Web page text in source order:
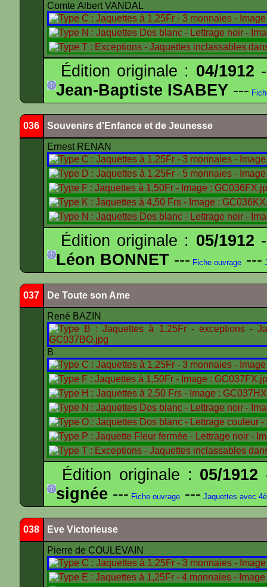
Comte Albert VANDAL
Édition originale : 04/1912
Jean-Baptiste ISABEY ---
036 Souvenirs d'Enfance et de Jeunesse
Ernest RENAN
Édition originale : 05/1912
Léon BONNET --- Fiche ouvrage ---
037 De Toute son Ame
René BAZIN
B
Édition originale : 05/1912
signée --- Fiche ouvrage --- Jaquettes avec
038 Eve Victorieuse
Pierre de COULEVAIN